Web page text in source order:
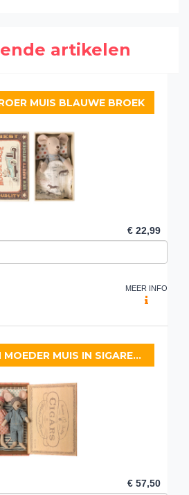
artikelen
MUIS BLAUWE BROEK
€ 22,99
MEER INFO
MAILEG VADER EN MOEDER MUIS IN SIGARENDOOS
€ 57,50